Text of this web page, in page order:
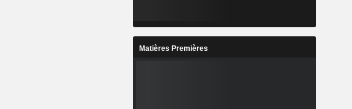
Matières Premières